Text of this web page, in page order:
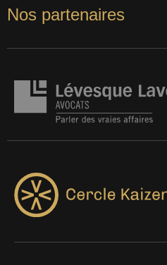
Nos partenaires